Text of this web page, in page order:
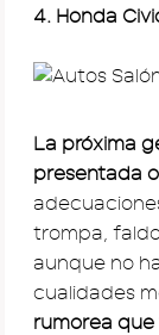
4. Honda
La próxima
presentada
trompa,
aunque no
cualidades
rumorea